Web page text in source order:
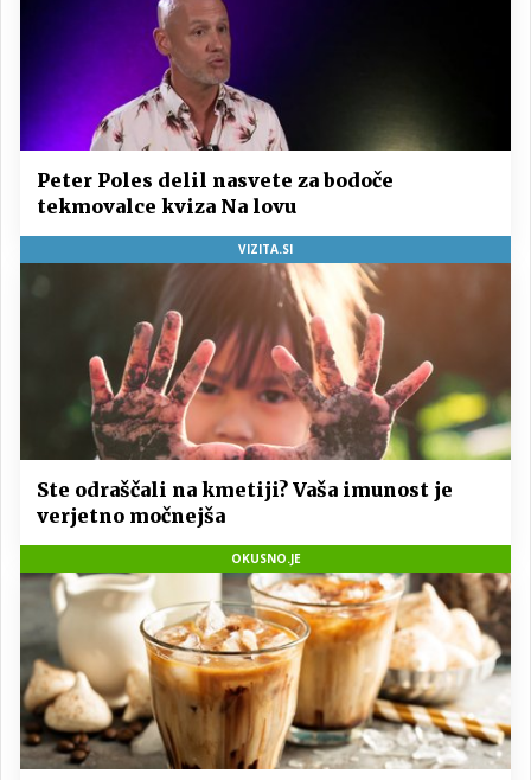
Peter Poles delil nasvete za bodoče
tekmovalce kviza Na lovu
VIZITA.SI
Ste odraščali na kmetiji? Vaša imunost je
verjetno močnejša
OKUSNO.JE